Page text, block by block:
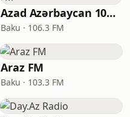
Azad Azərbaycan 106.3 FM
Baku · 106.3 FM
Araz FM
Baku · 103.3 FM